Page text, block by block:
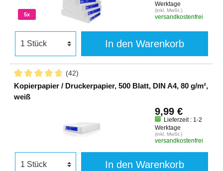
5x
Werktage
(inkl. MwSt.)
versandkostenfrei
In den Warenkorb
(42)
Kopierpapier / Druckerpapier, 500 Blatt, DIN A4, 80 g/m²,
weiß
9,99 €
Lieferzeit : 1-2
Werktage
(inkl. MwSt.)
versandkostenfrei
In den Warenkorb